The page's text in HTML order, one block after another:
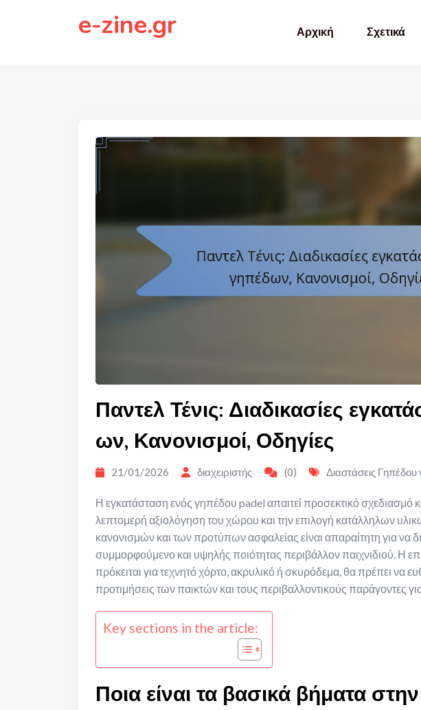
e-zine.gr Αρχική Σχετικά
Παντελ Τένις: Διαδικασίες
ων, Κανονισμοί, Οδηγίες
21/01/2026 διαχειριστής (0) Διαστάσεις Γηπέδου
Η εγκατάσταση ενός γηπέδου padel απαιτεί προσεκτικό σχεδιασμό
λεπτομερή αξιολόγηση του χώρου και την επιλογή κατάλληλων
κανονισμών και των προτύπων ασφαλείας είναι απαραίτητη για να
συμμορφούμενο και υψηλής ποιότητας περιβάλλον παιχνιδιού. Η
πρόκειται για τεχνητό χόρτο, ακρυλικό ή σκυρόδεμα, θα πρέπει να
προτιμήσεις των παικτών και τους περιβαλλοντικούς παράγοντες
Key sections in the article:
Ποια είναι τα βασικά βήματα